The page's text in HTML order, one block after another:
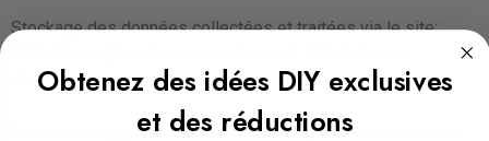
Stockage des données collectées et traitées via le site:
Allemagne)
En cas de litige, et sous réserve du respect des conditions
Obtenez des idées DIY exclusives
et des réductions